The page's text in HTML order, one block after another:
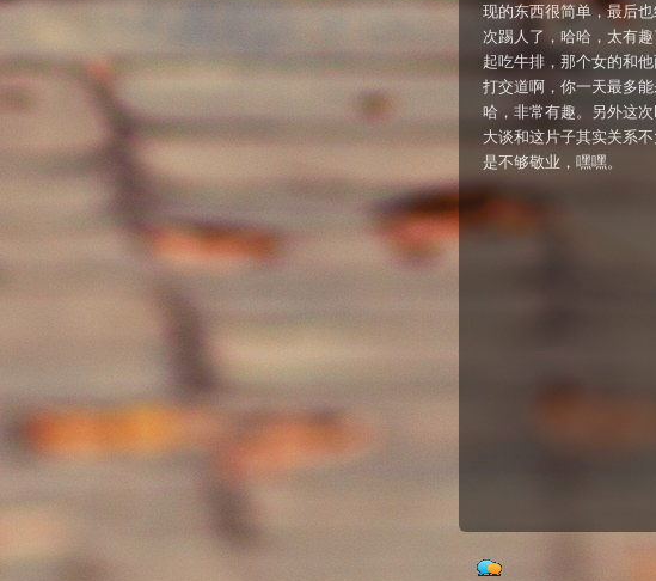
现的东西很简单，最后
次踢人了，哈哈，太有
起吃牛排，那个女的和
打交道啊，你一天最多
哈，非常有趣。另外这
大谈和这片子其实关系
是不够敬业，嘿嘿。